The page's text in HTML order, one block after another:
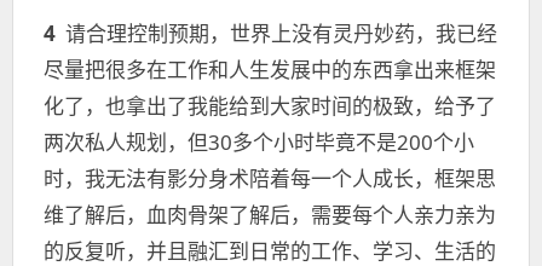
4 请合理控制预期，世界上没有灵丹妙药，我已经
尽量把很多在工作和人生发展中的东西拿出来框架
化了，也拿出了我能给到大家时间的极致，给予了
两次私人规划，但30多个小时毕竟不是200个小
时，我无法有影分身术陪着每一个人成长，框架思
维了解后，血肉骨架了解后，需要每个人亲力亲为
的反复听，并且融汇到日常的工作、学习、生活的